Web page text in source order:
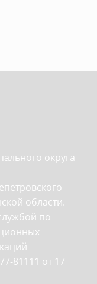
округа
области.
по
81111 от 17